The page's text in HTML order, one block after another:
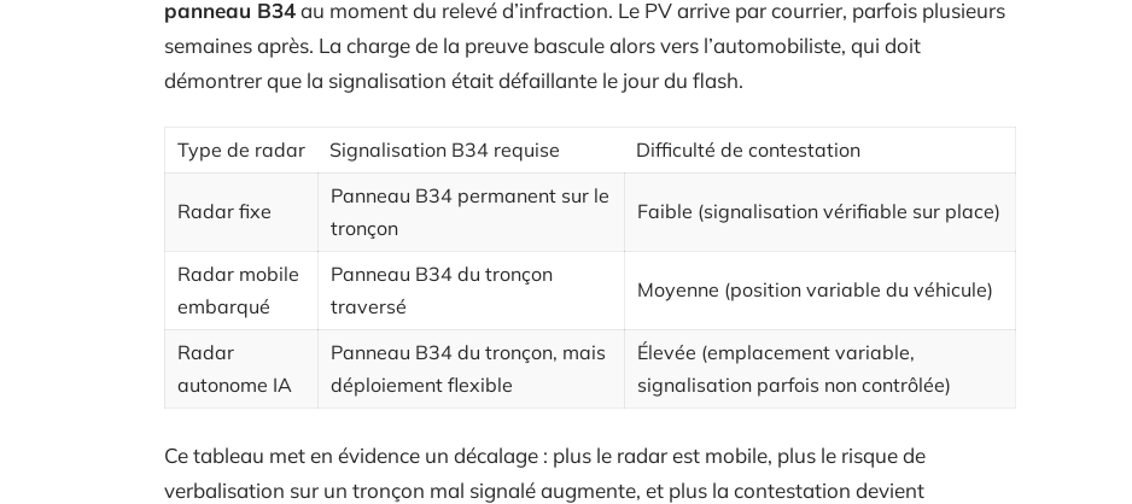
panneau B34au moment du relevé d’infraction. Le PV arrive par courrier, parfois plusieurs
semaines après. La charge de la preuve bascule alors vers l’automobiliste, qui doit
démontrer que la signalisation était défaillante le jour du flash.
Type de radar Signalisation B34 requise Difficulté de contestation
Radar fixe
Panneau B34 permanent sur le
tronçon
Faible (signalisation vérifiable sur place)
Radar mobile
embarqué
Panneau B34 du tronçon
traversé
Moyenne (position variable du véhicule)
Radar
autonome IA
Panneau B34 du tronçon, mais
déploiement flexible
Élevée (emplacement variable,
signalisation parfois non contrôlée)
Ce tableau met en évidence un décalage : plus le radar est mobile, plus le risque de
verbalisation sur un tronçon mal signalé augmente, et plus la contestation devient